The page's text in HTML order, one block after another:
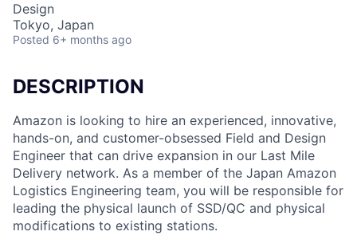
Design
Tokyo, Japan
Posted 6+ months ago
DESCRIPTION
Amazon is looking to hire an experienced, innovative,
hands-on, and customer-obsessed Field and Design
Engineer that can drive expansion in our Last Mile
Delivery network. As a member of the Japan Amazon
Logistics Engineering team, you will be responsible for
leading the physical launch of SSD/QC and physical
modifications to existing stations.